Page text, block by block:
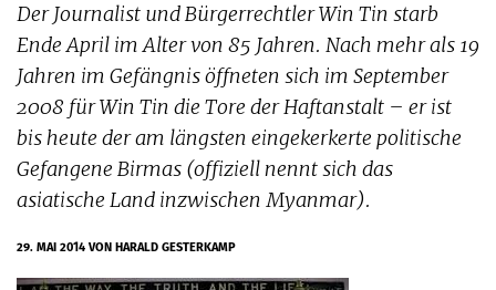
Der Journalist und Bürgerrechtler Win Tin starb
Ende April im Alter von 85 Jahren. Nach mehr als 19
Jahren im Gefängnis öffneten sich im September
2008 für Win Tin die Tore der Haftanstalt – er ist
bis heute der am längsten eingekerkerte politische
Gefangene Birmas (offiziell nennt sich das
asiatische Land inzwischen Myanmar).
29. MAI 2014VON HARALD GESTERKAMP